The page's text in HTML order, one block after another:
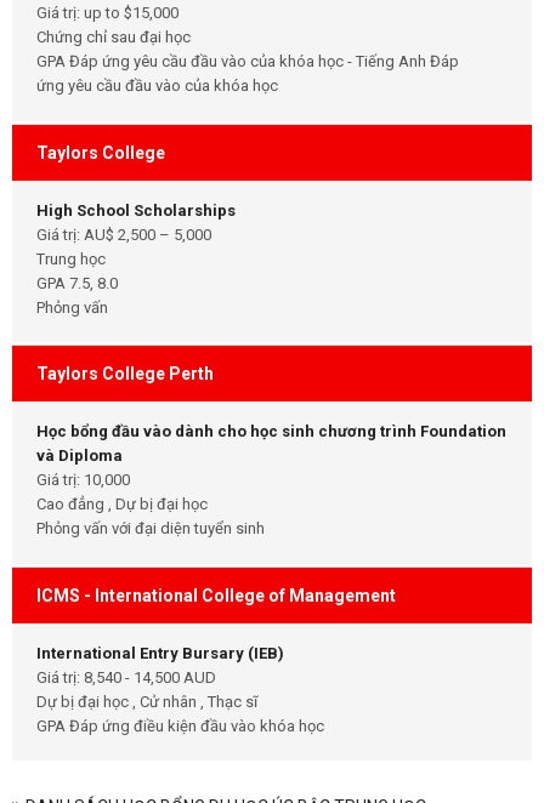
Giá trị: up to $15,000
Chứng chỉ sau đại học
GPA Đáp ứng yêu cầu đầu vào của khóa học - Tiếng Anh Đáp
ứng yêu cầu đầu vào của khóa học
Taylors College
High School Scholarships
Giá trị: AU$ 2,500 – 5,000
Trung học
GPA 7.5, 8.0
Phỏng vấn
Taylors College Perth
Học bổng đầu vào dành cho học sinh chương trình Foundation
và Diploma
Giá trị: 10,000
Cao đẳng , Dự bị đại học
Phỏng vấn với đại diện tuyển sinh
ICMS - International College of Management
International Entry Bursary (IEB)
Giá trị: 8,540 - 14,500 AUD
Dự bị đại học , Cử nhân , Thạc sĩ
GPA Đáp ứng điều kiện đầu vào khóa học